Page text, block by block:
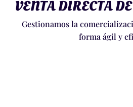
VENTA DIRECTA
Gestionamos la
forma ágil y